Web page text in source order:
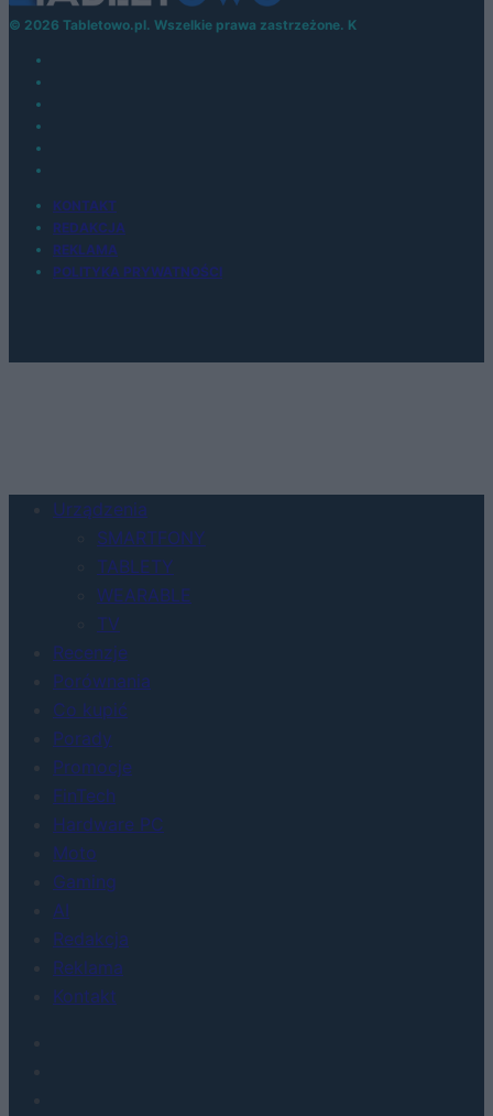
© 2026 Tabletowo.pl. Wszelkie prawa zastrzeżone. K
KONTAKT
REDAKCJA
REKLAMA
POLITYKA PRYWATNOŚCI
Urządzenia
SMARTFONY
TABLETY
WEARABLE
TV
Recenzje
Porównania
Co kupić
Porady
Promocje
FinTech
Hardware PC
Moto
Gaming
AI
Redakcja
Reklama
Kontakt